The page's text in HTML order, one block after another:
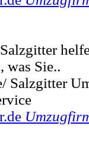
was Sie..
Salzgitter